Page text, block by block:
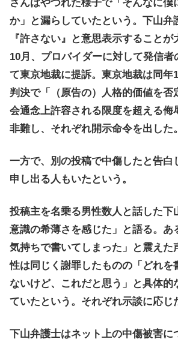
さんはやつれた様子で「そんなに僕
か」と漏らしていたという。下山弁
『許さない』と意思表示すること
10月、プロバイダーに対して発信者
て東京地裁に提訴。東京地裁は同年
判決で「（原告の）人格的価値を否
会通念上許容される限度を超える侮
非難し、それぞれ開示命令を出した。
一方で、別の投稿で中傷したと告白
申し出る人もいたという。
投稿主を名乗る男性数人と話した下
意識の希薄さを感じた」と語る。あ
気持ちで書いてしまった」と震えた
性は同じく謝罪したものの「どれを
ないけど、これだと思う」と具体的
ていたという。それぞれ示談に応じ
下山弁護士はネット上の中傷被害に